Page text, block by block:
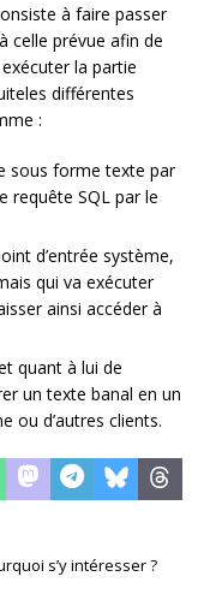
à faire passer
celle prévue afin de
la partie
différentes
:
sous forme texte par
requête SQL par le
d’entrée système,
qui va exécuter
ainsi accéder à
quant à lui de
un texte banal en un
ou d’autres clients.
s’y intéresser ?